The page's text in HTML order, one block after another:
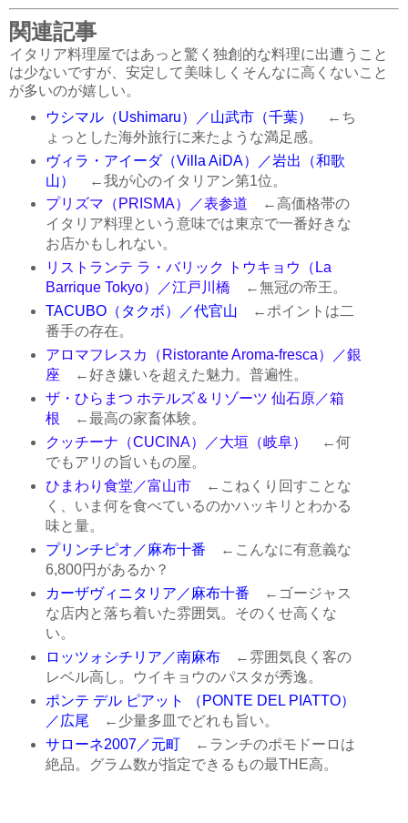
関連記事
イタリア料理屋ではあっと驚く独創的な料理に出遭うこと
は少ないですが、安定して美味しくそんなに高くないこと
が多いのが嬉しい。
ウシマル（Ushimaru）／山武市（千葉）
←ち
ょっとした海外旅行に来たような満足感。
ヴィラ・アイーダ（Villa AiDA）／岩出（和歌
山）
←我が心のイタリアン第1位。
プリズマ（PRISMA）／表参道 ←高価格帯の
イタリア料理という意味では東京で一番好きな
お店かもしれない。
リストランテ ラ・バリック トウキョウ（La
Barrique Tokyo）／江戸川橋 ←無冠の帝王。
TACUBO（タクボ）／代官山 ←ポイントは二
番手の存在。
アロマフレスカ（Ristorante Aroma-fresca）／銀
座 ←好き嫌いを超えた魅力。普遍性。
ザ・ひらまつ ホテルズ＆リゾーツ 仙石原／箱
根 ←最高の家畜体験。
クッチーナ（CUCINA）／大垣（岐阜）
←何
でもアリの旨いもの屋。
ひまわり食堂／富山市←こねくり回すことな
く、いま何を食べているのかハッキリとわかる
味と量。
プリンチピオ／麻布十番 ←こんなに有意義な
6,800円があるか？
カーザヴィニタリア／麻布十番 ←ゴージャス
な店内と落ち着いた雰囲気。そのくせ高くな
い。
ロッツォシチリア／南麻布←雰囲気良く客の
レベル高し。ウイキョウのパスタが秀逸。
ポンテ デル ピアット （PONTE DEL PIATTO）
／広尾 ←少量多皿でどれも旨い。
サローネ2007／元町←ランチのポモドーロは
絶品。グラム数が指定できるもの最THE高。